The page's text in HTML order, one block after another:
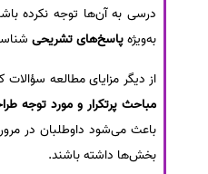
درسی به آن‌ها توجه نکرده
به‌ویژهپاسخ‌های تشریحی
از دیگر مزایای مطالعه
مباحث پرتکرار و مورد توجه
باعث می‌شود داوطلبان در
بخش‌ها داشته باشند.